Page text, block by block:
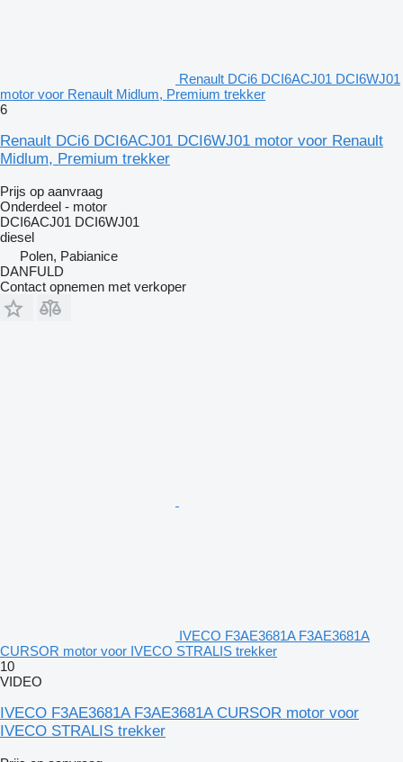
Renault DCi6 DCI6ACJ01 DCI6WJ01
motor voor Renault Midlum, Premium trekker
6
Renault DCi6 DCI6ACJ01 DCI6WJ01 motor voor Renault
Midlum, Premium trekker
Prijs op aanvraag
Onderdeel - motor
DCI6ACJ01 DCI6WJ01
diesel
Polen, Pabianice
DANFULD
Contact opnemen met verkoper
IVECO F3AE3681A F3AE3681A
CURSOR motor voor IVECO STRALIS trekker
10
VIDEO
IVECO F3AE3681A F3AE3681A CURSOR motor voor
IVECO STRALIS trekker